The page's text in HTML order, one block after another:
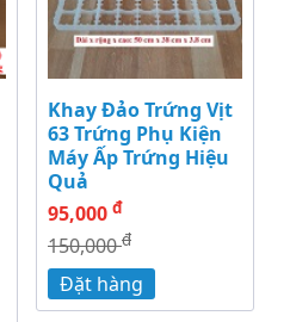
Khay Đảo Trứng Vịt
63 Trứng Phụ Kiện
Máy Ấp Trứng Hiệu
Quả
95,000 đ
150,000đ
Đặt hàng